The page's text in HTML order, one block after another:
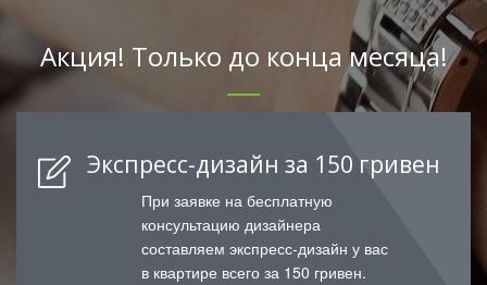
Акция! Только до конца месяца!
Экспресс-дизайн за 150 гривен
При заявке на бесплатную
консультацию дизайнера
составляем экспресс-дизайн у вас
в квартире всего за 150 гривен.